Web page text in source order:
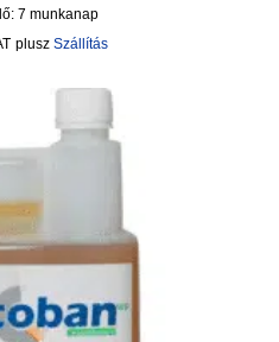
7 munkanap
plusz Szállítás